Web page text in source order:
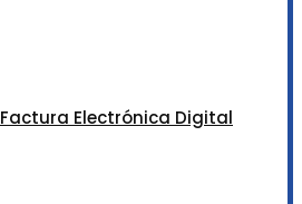
Factura Electrónica Digital